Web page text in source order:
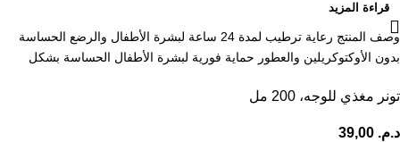
قراءة المزيد
وصف المنتج رعاية ترطيب لمدة 24 ساعة لبشرة الأطفال والرضع الحساسة
بدون الأوكتوكريلين والعطور حماية فورية لبشرة الأطفال الحساسة بشكل
تونر مغذي للوجه، 200 مل
د.م.